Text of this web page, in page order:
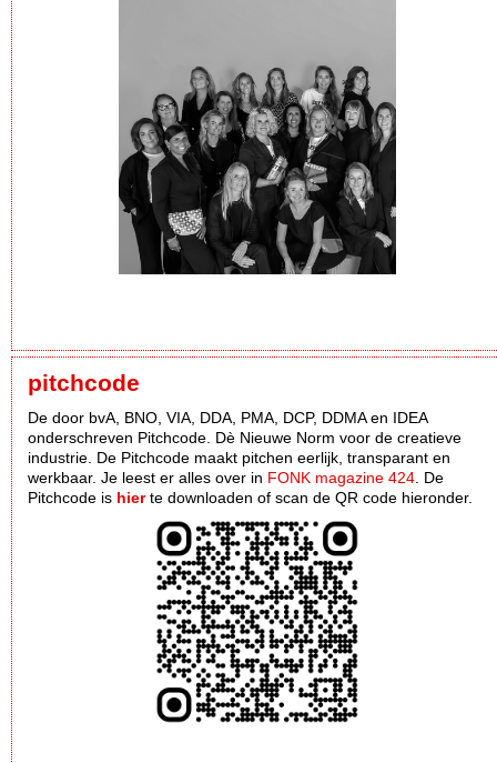
pitchcode
De door bvA, BNO, VIA, DDA, PMA, DCP, DDMA en IDEA
onderschreven Pitchcode. Dè Nieuwe Norm voor de creatieve
industrie. De Pitchcode maakt pitchen eerlijk, transparant en
werkbaar. Je leest er alles over in FONK magazine 424 . De
Pitchcode is hierte downloaden of scan de QR code hieronder.